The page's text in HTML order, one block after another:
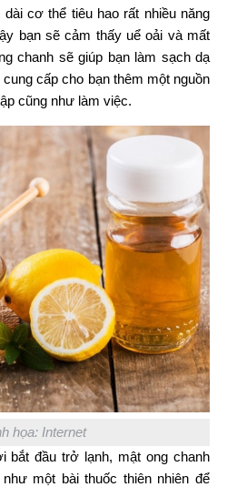
cơ thể tiêu hao rất nhiều năng
bạn sẽ cảm thấy uể oải và mất
chanh sẽ giúp bạn làm sạch dạ
cấp cho bạn thêm một nguồn
cũng như làm việc.
họa: Internet
bắt đầu trở lạnh, mật ong chanh
một bài thuốc thiên nhiên để